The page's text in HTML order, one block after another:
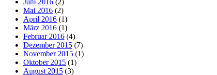
Juni 2016 (2)
Mai 2016 (2)
April 2016 (1)
März 2016 (1)
Februar 2016 (4)
Dezember 2015 (7)
November 2015 (1)
Oktober 2015 (1)
August 2015 (3)